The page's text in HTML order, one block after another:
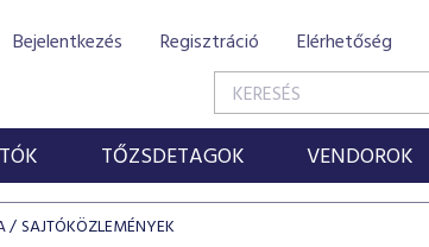
Bejelentkezés Regisztráció Elérhetőség
TŐZSDETAGOK VENDOROK
SAJTÓKÖZLEMÉNYEK